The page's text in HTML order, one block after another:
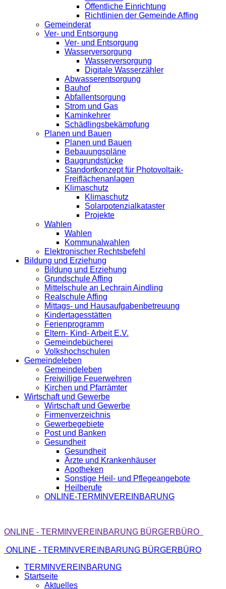
Öffentliche Einrichtung
Richtlinien der Gemeinde Affing
Gemeinderat
Ver- und Entsorgung
Ver- und Entsorgung
Wasserversorgung
Wasserversorgung
Digitale Wasserzähler
Abwasserentsorgung
Bauhof
Abfallentsorgung
Strom und Gas
Kaminkehrer
Schädlingsbekämpfung
Planen und Bauen
Planen und Bauen
Bebauungspläne
Baugrundstücke
Standortkonzept für Photovoltaik-
Freiflächenanlagen
Klimaschutz
Klimaschutz
Solarpotenzialkataster
Projekte
Wahlen
Wahlen
Kommunalwahlen
Elektronischer Rechtsbefehl
Bildung und Erziehung
Bildung und Erziehung
Grundschule Affing
Mittelschule an Lechrain Aindling
Realschule Affing
Mittags- und Hausaufgabenbetreuung
Kindertagesstätten
Ferienprogramm
Eltern- Kind- Arbeit E.V.
Gemeindebücherei
Volkshochschulen
Gemeindeleben
Gemeindeleben
Freiwillige Feuerwehren
Kirchen und Pfarrämter
Wirtschaft und Gewerbe
Wirtschaft und Gewerbe
Firmenverzeichnis
Gewerbegebiete
Post und Banken
Gesundheit
Gesundheit
Ärzte und Krankenhäuser
Apotheken
Sonstige Heil- und Pflegeangebote
Heilberufe
ONLINE-TERMINVEREINBARUNG
ONLINE - TERMINVEREINBARUNG BÜRGERBÜRO
ONLINE - TERMINVEREINBARUNG BÜRGERBÜRO
TERMINVEREINBARUNG
Startseite
Aktuelles